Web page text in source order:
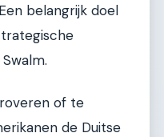
belangrijk doel
of te
de Duitse